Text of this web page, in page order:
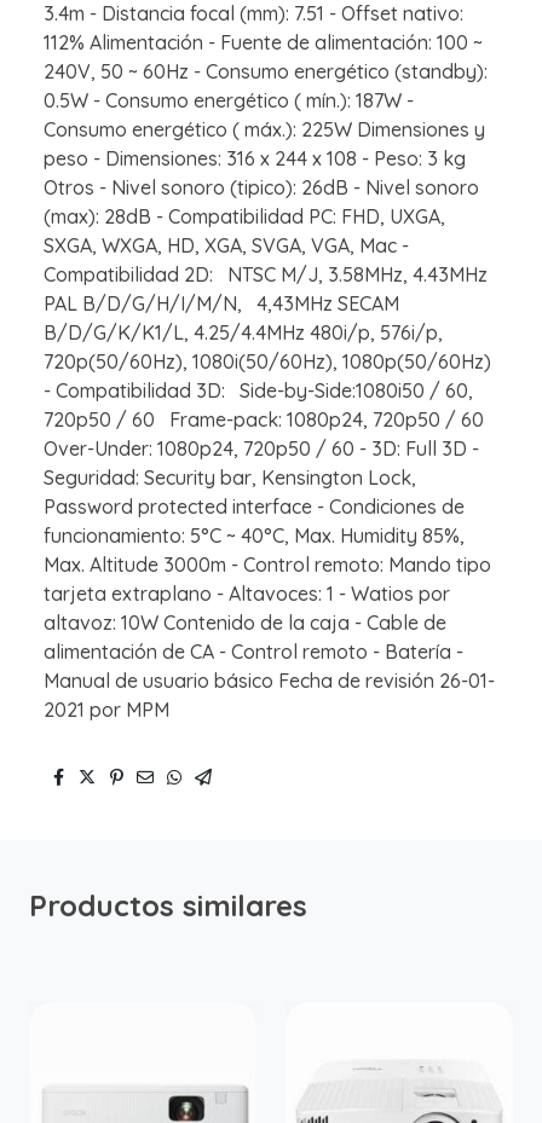
3.4m - Distancia focal (mm): 7.51 - Offset nativo:
112% Alimentación - Fuente de alimentación: 100 ~
240V, 50 ~ 60Hz - Consumo energético (standby):
0.5W - Consumo energético ( mín.): 187W -
Consumo energético ( máx.): 225W Dimensiones y
peso - Dimensiones: 316 x 244 x 108 - Peso: 3 kg
Otros - Nivel sonoro (tipico): 26dB - Nivel sonoro
(max): 28dB - Compatibilidad PC: FHD, UXGA,
SXGA, WXGA, HD, XGA, SVGA, VGA, Mac -
Compatibilidad 2D: NTSC M/J, 3.58MHz, 4.43MHz
PAL B/D/G/H/I/M/N, 4,43MHz SECAM
B/D/G/K/K1/L, 4.25/4.4MHz 480i/p, 576i/p,
720p(50/60Hz), 1080i(50/60Hz), 1080p(50/60Hz)
- Compatibilidad 3D: Side-by-Side:1080i50 / 60,
720p50 / 60 Frame-pack: 1080p24, 720p50 / 60
Over-Under: 1080p24, 720p50 / 60 - 3D: Full 3D -
Seguridad: Security bar, Kensington Lock,
Password protected interface - Condiciones de
funcionamiento: 5°C ~ 40°C, Max. Humidity 85%,
Max. Altitude 3000m - Control remoto: Mando tipo
tarjeta extraplano - Altavoces: 1 - Watios por
altavoz: 10W Contenido de la caja - Cable de
alimentación de CA - Control remoto - Batería -
Manual de usuario básico Fecha de revisión 26-01-
2021 por MPM
Productos similares